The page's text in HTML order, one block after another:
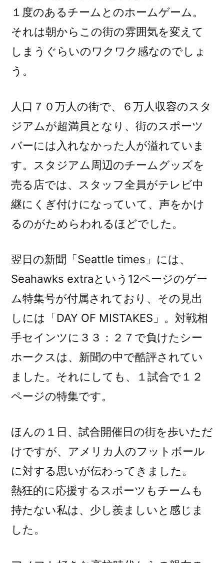
１度のあるチームとのホームゲーム。
それは朝からこの街の雰囲気を変えて
しまうぐらいのワクワク感なのでしょ
う。
人口７０万人の街で、６万人収容のスタ
ジアムが超満員となり、街のスポーツ
バーには入れなかった人が溢れていま
す。スタジアム周辺のチームグッズを
売る店では、スタッフ全員がテレビ中
継にくぎ付けになっていて、声をかけ
るのがためらわれるほどでした。
翌日の新聞「Seattle times」には、
Seahawks extraという12ページのゲー
ム特集号が付属されており、その見出
しには「DAY OF MISTAKES」。対戦相
手セインツに３３：２７で負けたシー
ホークスは、新聞の中で酷評されてい
ました。それにしても、１試合で１２
ページの特集です。
ほんの１日、試合開催日の街を歩いただ
けですが、アメリカ人のフットボール
に対する思いが伝わってきました。
熱狂的に応援するスポーツもチームも
持たない私は、少し羨ましいと感じま
した。